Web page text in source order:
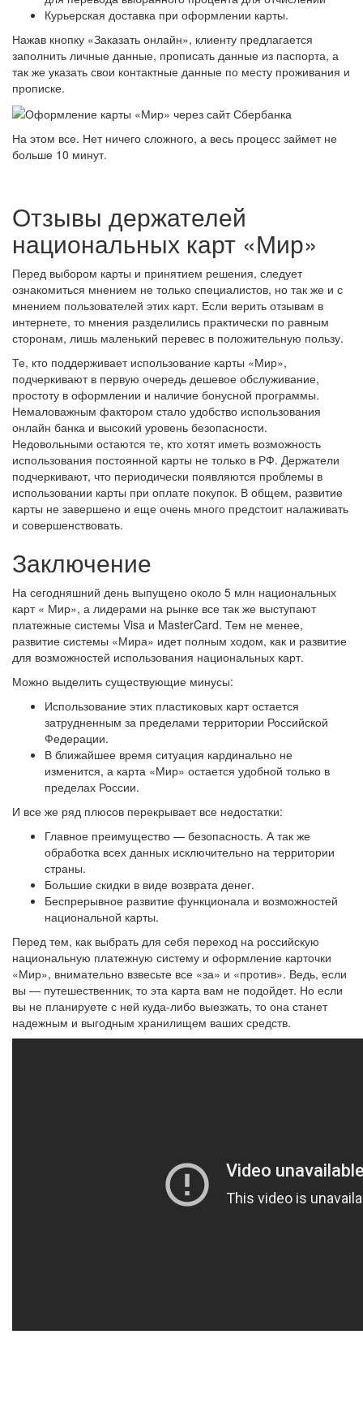
Курьерская доставка при оформлении карты.
Нажав кнопку «Заказать онлайн», клиенту предлагается
заполнить личные данные, прописать данные из паспорта, а
так же указать свои контактные данные по месту проживания и
прописке.
На этом все. Нет ничего сложного, а весь процесс займет не
больше 10 минут.
Отзывы держателей
национальных карт «Мир»
Перед выбором карты и принятием решения, следует
ознакомиться мнением не только специалистов, но так же и с
мнением пользователей этих карт. Если верить отзывам в
интернете, то мнения разделились практически по равным
сторонам, лишь маленький перевес в положительную пользу.
Те, кто поддерживает использование карты «Мир»,
подчеркивают в первую очередь дешевое обслуживание,
простоту в оформлении и наличие бонусной программы.
Немаловажным фактором стало удобство использования
онлайн банка и высокий уровень безопасности.
Недовольными остаются те, кто хотят иметь возможность
использования постоянной карты не только в РФ. Держатели
подчеркивают, что периодически появляются проблемы в
использовании карты при оплате покупок. В общем, развитие
карты не завершено и еще очень много предстоит налаживать
и совершенствовать.
Заключение
На сегодняшний день выпущено около 5 млн национальных
карт « Мир», а лидерами на рынке все так же выступают
платежные системы Visa и MasterCard. Тем не менее,
развитие системы «Мира» идет полным ходом, как и развитие
для возможностей использования национальных карт.
Можно выделить существующие минусы:
Использование этих пластиковых карт остается
затрудненным за пределами территории Российской
Федерации.
В ближайшее время ситуация кардинально не
изменится, а карта «Мир» остается удобной только в
пределах России.
И все же ряд плюсов перекрывает все недостатки:
Главное преимущество — безопасность. А так же
обработка всех данных исключительно на территории
страны.
Большие скидки в виде возврата денег.
Беспрерывное развитие функционала и возможностей
национальной карты.
Перед тем, как выбрать для себя переход на российскую
национальную платежную систему и оформление карточки
«Мир», внимательно взвесьте все «за» и «против». Ведь, если
вы — путешественник, то эта карта вам не подойдет. Но если
вы не планируете с ней куда-либо выезжать, то она станет
надежным и выгодным хранилищем ваших средств.